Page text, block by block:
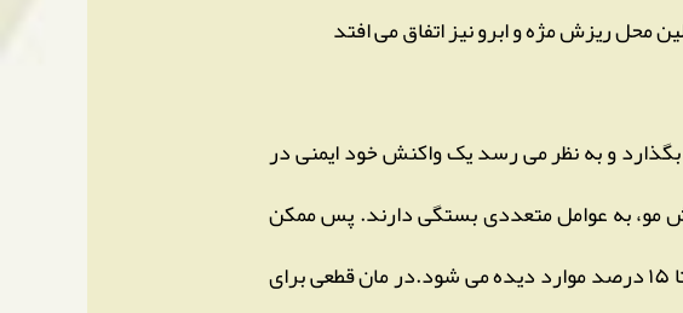
محل ریزش مژه و ابرو نیز اتفاق می افتد
و به نظر می رسد یک واکنش خود ایمنی در
مو، به عوامل متعددی بستگی دارند. پس ممکن
است با سایر بیماری های خود ایمنی همراه باشد. ابتلای ناخن ها به این بیماری در ۱۰ تا ۱۵ درصد موارد دیده می شود.در مان قطعی برای